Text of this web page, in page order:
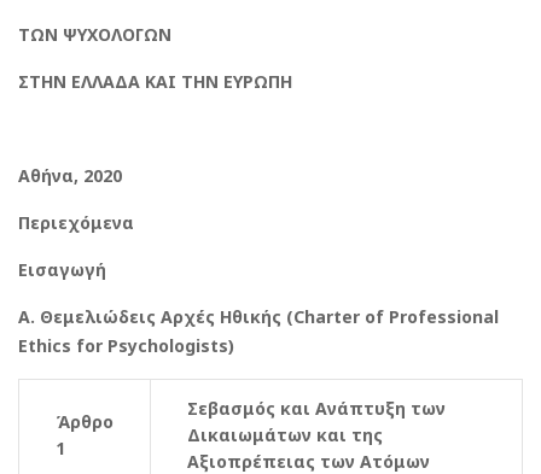
ΤΩΝ ΨΥΧΟΛΟΓΩΝ
ΣΤΗΝ ΕΛΛΑΔΑ ΚΑΙ ΤΗΝ ΕΥΡΩΠΗ
Αθήνα, 2020
Περιεχόμενα
Εισαγωγή
Α. Θεμελιώδεις Αρχές Ηθικής (Charter of Professional
Ethics for Psychologists)
Άρθρο
1
Σεβασμός και Ανάπτυξη των
Δικαιωμάτων και της
Αξιοπρέπειας των Ατόμων